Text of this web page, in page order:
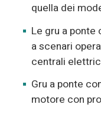
quella dei
Le gru a
a scenari
centrali
Gru a ponte
motore con